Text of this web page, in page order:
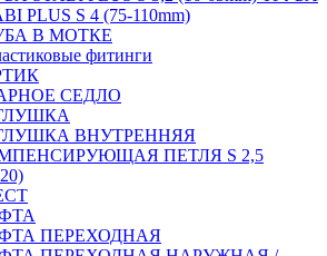
PLUS S 4 (75-110mm)
В МОТКЕ
фитинги
СЕДЛО
ВНУТРЕННЯЯ
ПЕТЛЯ S 2,5
ПЕРЕХОДНАЯ